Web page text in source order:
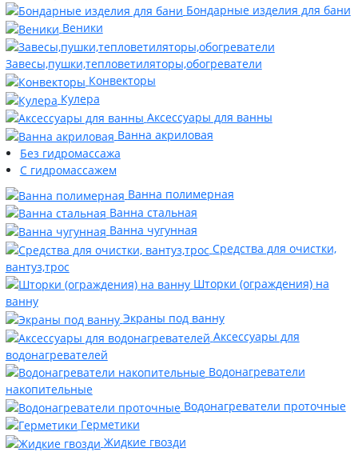
Бондарные изделия для бани
Веники
Завесы,пушки,тепловетиляторы,обогреватели
Конвекторы
Кулера
Аксессуары для ванны
Ванна акриловая
Без гидромассажа
С гидромассажем
Ванна полимерная
Ванна стальная
Ванна чугунная
Средства для очистки,
вантуз,трос
Шторки (ограждения) на
ванну
Экраны под ванну
Аксессуары для
водонагревателей
Водонагреватели
накопительные
Водонагреватели проточные
Герметики
Жидкие гвозди